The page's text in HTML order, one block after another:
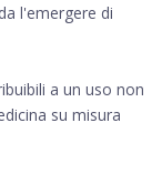
l'emergere di
a un uso non
su misura